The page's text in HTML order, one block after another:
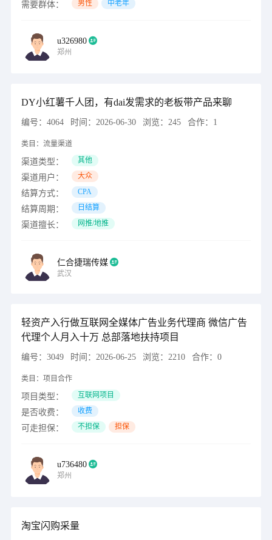
需要群体： 男性 中老年
u326980
郑州
DY小红薯千人团，有dai发需求的老板带产品来聊
编号： 4064 时间： 2026-06-30 浏览： 245 合作： 1
类目： 流量渠道
渠道类型： 其他
渠道用户： 大众
结算方式： CPA
结算周期： 日结算
渠道擅长： 网推/地推
仁合捷瑞传媒
武汉
轻资产入行做互联网全媒体广告业务代理商 微信广告
代理个人月入十万 总部落地扶持项目
编号： 3049 时间： 2026-06-25 浏览： 2210 合作： 0
类目： 项目合作
项目类型： 互联网项目
是否收费： 收费
可走担保： 不担保 担保
u736480
郑州
淘宝闪购采量